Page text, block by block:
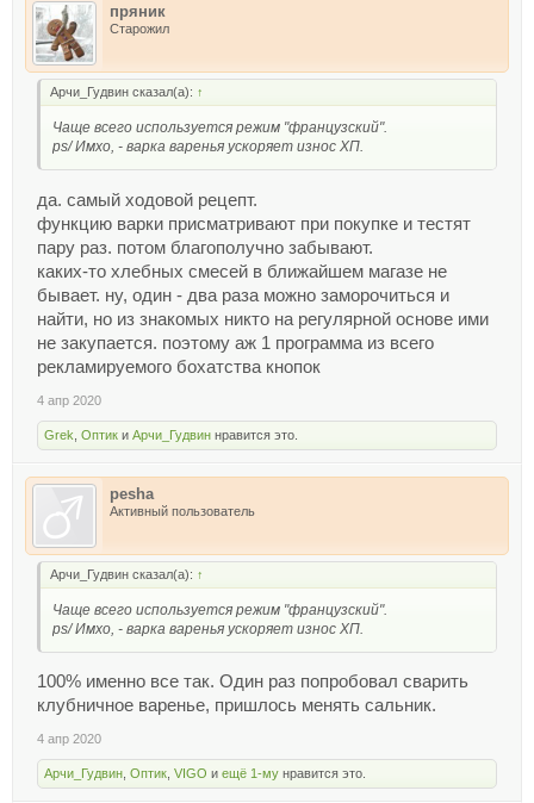
пряник
Старожил
Арчи_Гудвин сказал(а): ↑
Чаще всего используется режим "французский".
ps/ Имхо, - варка варенья ускоряет износ ХП.
да. самый ходовой рецепт.
функцию варки присматривают при покупке и тестят
пару раз. потом благополучно забывают.
каких-то хлебных смесей в ближайшем магазе не
бывает. ну, один - два раза можно заморочиться и
найти, но из знакомых никто на регулярной основе ими
не закупается. поэтому аж 1 программа из всего
рекламируемого бохатства кнопок
4 апр 2020
Grek Оптик и Арчи_Гудвин нравится это.
pesha
Активный пользователь
Арчи_Гудвин сказал(а): ↑
Чаще всего используется режим "французский".
ps/ Имхо, - варка варенья ускоряет износ ХП.
100% именно все так. Один раз попробовал сварить
клубничное варенье, пришлось менять сальник.
4 апр 2020
Арчи_Гудвин Оптик VIGO и ещё 1-му нравится это.